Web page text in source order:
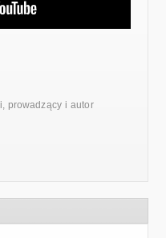
prowadzący i autor